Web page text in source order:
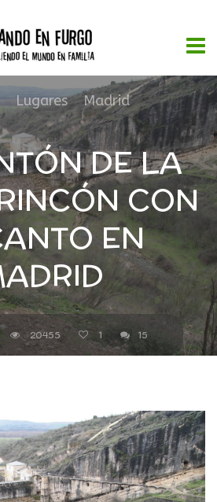
,Lugares,Madrid
DE LA
CON
EN
20455 1 15